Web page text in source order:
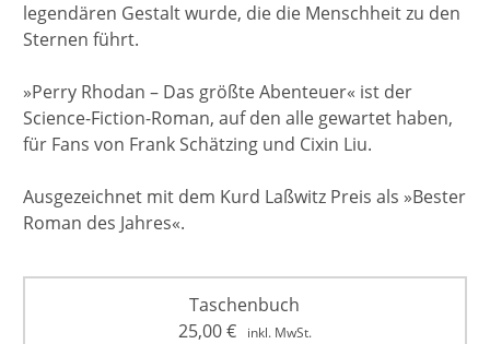
legendären Gestalt wurde, die die Menschheit zu den
Sternen führt.
»Perry Rhodan – Das größte Abenteuer« ist der
Science-Fiction-Roman, auf den alle gewartet haben,
für Fans von Frank Schätzing und Cixin Liu.
Ausgezeichnet mit dem Kurd Laßwitz Preis als »Bester
Roman des Jahres«.
Taschenbuch
25,00€ inkl. MwSt.